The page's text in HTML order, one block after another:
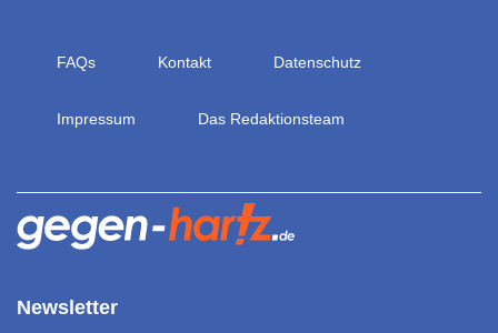
FAQs Kontakt Datenschutz
Impressum Das Redaktionsteam
Newsletter